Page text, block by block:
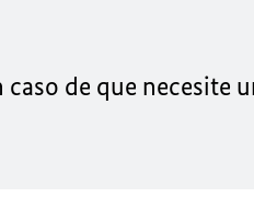
de que necesite